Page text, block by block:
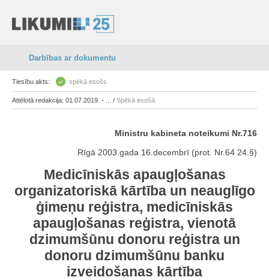
Darbības ar dokumentu
Tiesību akts: spēkā esošs
Attēlotā redakcija: 01.07.2019. - ... / Spēkā esošā
Ministru kabineta noteikumi Nr.716
Rīgā 2003.gada 16.decembrī (prot. Nr.64 24.§)
Medicīniskās apaugļošanas
organizatoriskā kārtība un neauglīgo
ģimeņu reģistra, medicīniskās
apaugļošanas reģistra, vienotā
dzimumšūnu donoru reģistra un
donoru dzimumšūnu banku
izveidošanas kārtība